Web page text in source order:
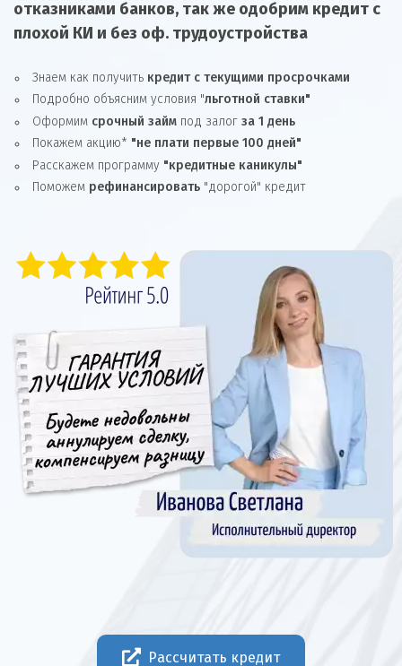
отказниками банков, так же одобрим кредит с
плохой КИ и без оф. трудоустройства
Знаем как получить кредит с текущими просрочками
Подробно объясним условия "льготной ставки"
Оформим срочный займ под залог за 1 день
Покажем акцию* "не плати первые 100 дней"
Расскажем программу "кредитные каникулы"
Поможем рефинансировать "дорогой" кредит
Рассчитать кредит